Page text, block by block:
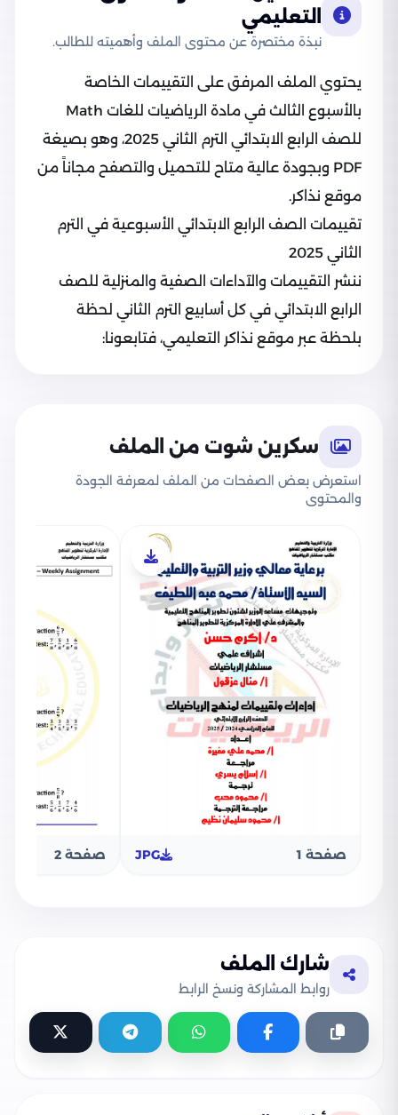
التعليمي
نبذة مختصرة عن محتوى الملف وأهميته للطالب.
يحتوي الملف المرفق على التقييمات الخاصة
بالأسبوع الثالث في مادة الرياضيات للغات Math
للصف الرابع الابتدائي الترم الثاني 2025، وهو بصيغة
PDF وبجودة عالية متاح للتحميل والتصفح مجاناً من
موقع نذاكر.
تقييمات الصف الرابع الابتدائي الأسبوعية في الترم
الثاني 2025
ننشر التقييمات والآداءات الصفية والمنزلية للصف
الرابع الابتدائي في كل أسابيع الترم الثاني لحظة
بلحظة عبر موقع نذاكر التعليمي، فتابعونا:
سكرين شوت من الملف
استعرض بعض الصفحات من الملف لمعرفة الجودة
والمحتوى
صفحة 1 JPG صفحة 2
شارك الملف
روابط المشاركة ونسخ الرابط